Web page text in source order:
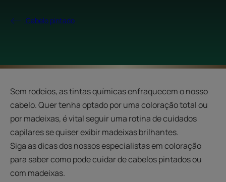
Cabelo pintado
Sem rodeios, as tintas químicas enfraquecem o nosso
cabelo. Quer tenha optado por uma coloração total ou
por madeixas, é vital seguir uma rotina de cuidados
capilares se quiser exibir madeixas brilhantes.
Siga as dicas dos nossos especialistas em coloração
para saber como pode cuidar de cabelos pintados ou
com madeixas.